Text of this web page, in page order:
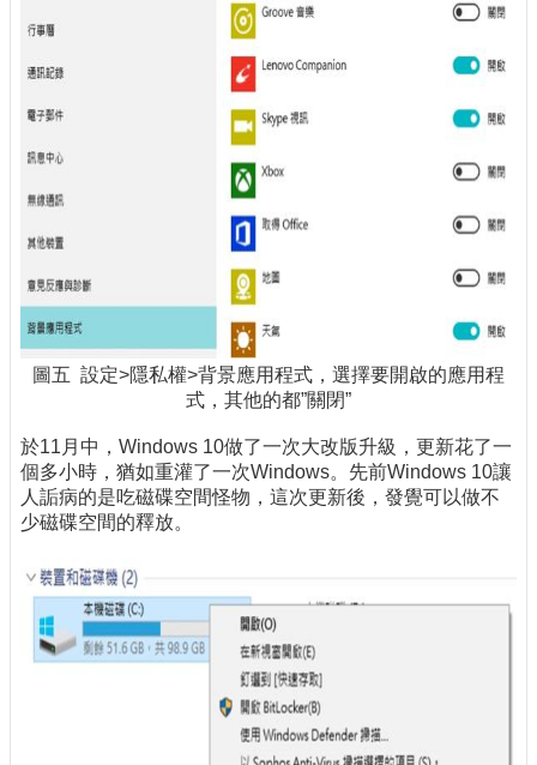
圖五 設定>隱私權>背景應用程式，選擇要開啟的應用程
式，其他的都”關閉”
於11月中，Windows 10做了一次大改版升級，更新花了一
個多小時，猶如重灌了一次Windows。先前Windows 10讓
人詬病的是吃磁碟空間怪物，這次更新後，發覺可以做不
少磁碟空間的釋放。